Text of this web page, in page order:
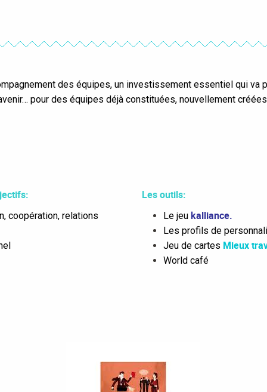
des équipes, un investissement essentiel qui va
pour des équipes déjà constituées, nouvellement
coopération, relations
Les outils:
Le jeu kalliance.
Les profils de
Jeu de cartes Mieux
World café